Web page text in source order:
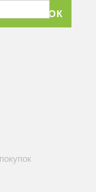
ЗВОНОК